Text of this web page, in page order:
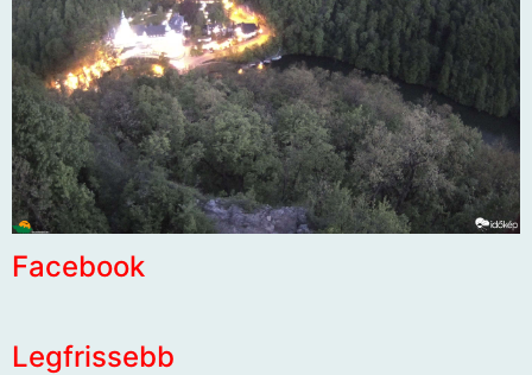
Facebook
Legfrissebb